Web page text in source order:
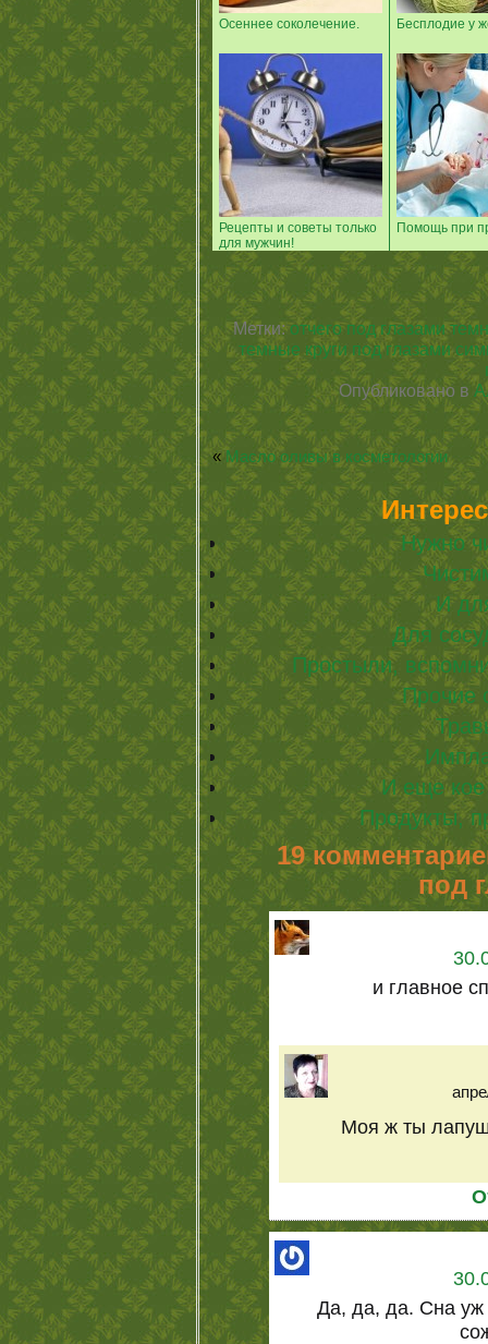
Осеннее соколечение. Бесплодие у
Рецепты и советы только
для мужчин!
Помощь при
Метки:отчего под глазами
темные круги под глазами
Опубликовано в
« Масло оливы в косметологии
Нужно
И
Для
Простыли,
Прочие
И еще
Продукты,
19
под
и главное
Моя ж ты
Да, да, да. Сна уж